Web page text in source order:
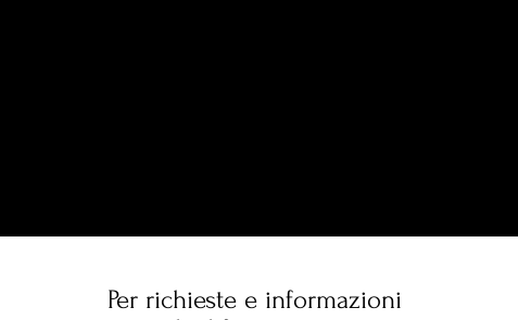
Per richieste e informazioni